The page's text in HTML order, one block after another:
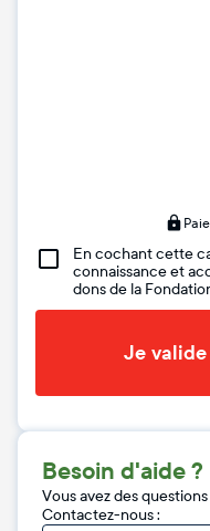
En cochant cette
connaissance et
dons de la
Je
Besoin d'aide ?
Vous avez des
Contactez-nous :